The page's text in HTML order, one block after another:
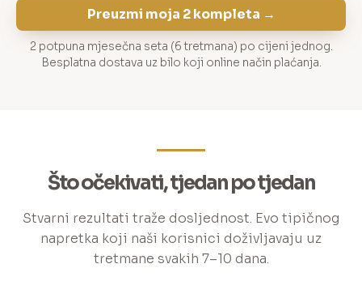
Preuzmi moja 2 kompleta →
2 potpuna mjesečna seta (6 tretmana) po cijeni jednog.
Besplatna dostava uz bilo koji online način plaćanja.
Što očekivati, tjedan po tjedan
Stvarni rezultati traže dosljednost. Evo tipičnog
napretka koji naši korisnici doživljavaju uz
tretmane svakih 7–10 dana.